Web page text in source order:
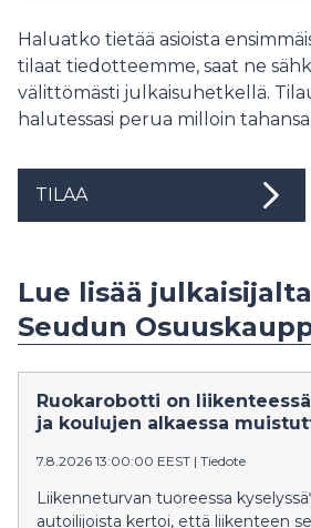
Haluatko tietää asioista
tilaat tiedotteemme, saat ne
välittömästi julkaisuhetkellä.
halutessasi perua milloin tahansa.
TILAA
Lue lisää
Seudun
Ruokarobotti on
ja koulujen alkaessa
7.8.2026 13:00:00 EEST | Tiedote
Liikenneturvan tuoreessa
autoilijoista kertoi, että liikenteen